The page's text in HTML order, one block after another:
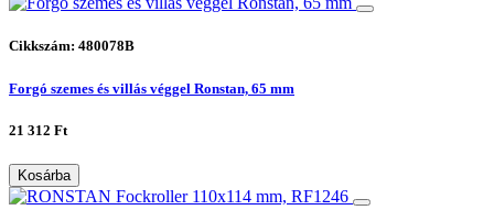
Cikkszám: 480078B
Forgó szemes és villás véggel Ronstan, 65 mm
21 312 Ft
Kosárba